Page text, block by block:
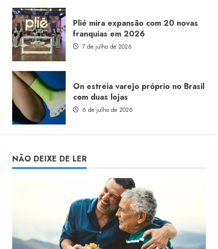
Plié mira expansão com 20 novas
franquias em 2026
7 de julho de 2026
On estreia varejo próprio no Brasil
com duas lojas
6 de julho de 2026
NÃO DEIXE DE LER